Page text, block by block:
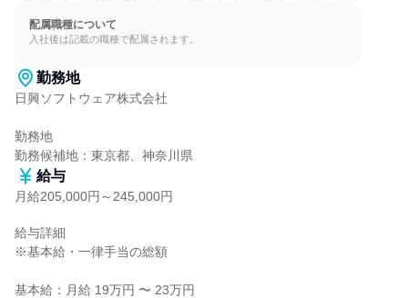
配属職種について
入社後は記載の職種で配属されます。
勤務地
日興ソフトウェア株式会社
勤務地
勤務候補地：東京都、神奈川県
給与
月給205,000円～245,000円
給与詳細
※基本給・一律手当の総額
基本給：月給 19万円 〜 23万円